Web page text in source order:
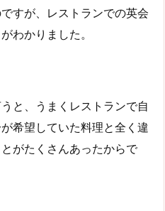
すが、レストランでの英会
わかりました。
と、うまくレストランで自
希望していた料理と全く違
がたくさんあったからで